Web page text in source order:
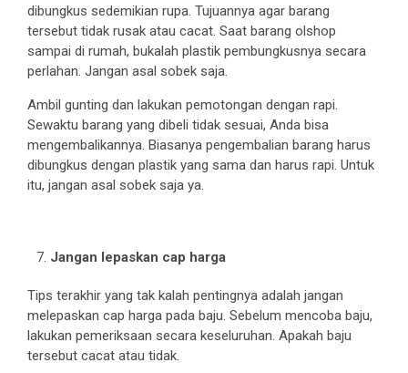
dibungkus sedemikian rupa. Tujuannya agar barang
tersebut tidak rusak atau cacat. Saat barang olshop
sampai di rumah, bukalah plastik pembungkusnya secara
perlahan. Jangan asal sobek saja.
Ambil gunting dan lakukan pemotongan dengan rapi.
Sewaktu barang yang dibeli tidak sesuai, Anda bisa
mengembalikannya. Biasanya pengembalian barang harus
dibungkus dengan plastik yang sama dan harus rapi. Untuk
itu, jangan asal sobek saja ya.
Jangan lepaskan cap harga
Tips terakhir yang tak kalah pentingnya adalah jangan
melepaskan cap harga pada baju. Sebelum mencoba baju,
lakukan pemeriksaan secara keseluruhan. Apakah baju
tersebut cacat atau tidak.